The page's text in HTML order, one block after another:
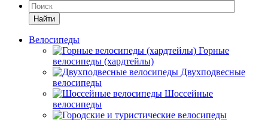
Найти
Велосипеды
Горные
велосипеды (хардтейлы)
Двухподвесные
велосипеды
Шоссейные
велосипеды